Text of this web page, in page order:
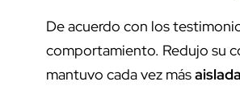
De acuerdo con los
comportamiento. Redujo su
mantuvo cada vez másaislada